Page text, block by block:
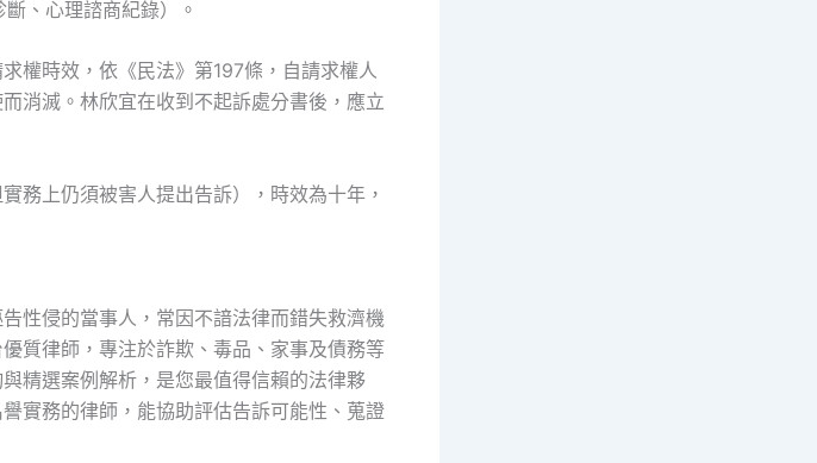
、心理諮商紀錄）。
權時效，依《民法》第197條，自請求權人
消滅。林欣宜在收到不起訴處分書後，應立
務上仍須被害人提出告訴），時效為十年，
性侵的當事人，常因不諳法律而錯失救濟機
質律師，專注於詐欺、毒品、家事及債務等
精選案例解析，是您最值得信賴的法律夥
實務的律師，能協助評估告訴可能性、蒐證